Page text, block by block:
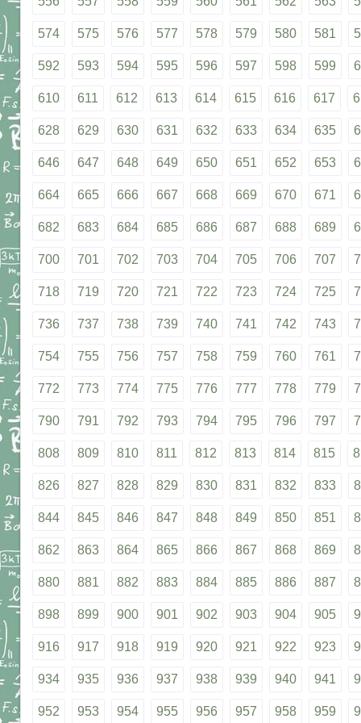
574 575 576 577 578 579 580 581
592 593 594 595 596 597 598 599
610 611 612 613 614 615 616 617
628 629 630 631 632 633 634 635
646 647 648 649 650 651 652 653
664 665 666 667 668 669 670 671
682 683 684 685 686 687 688 689
700 701 702 703 704 705 706 707
718 719 720 721 722 723 724 725
736 737 738 739 740 741 742 743
754 755 756 757 758 759 760 761
772 773 774 775 776 777 778 779
790 791 792 793 794 795 796 797
808 809 810 811 812 813 814 815
826 827 828 829 830 831 832 833
844 845 846 847 848 849 850 851
862 863 864 865 866 867 868 869
880 881 882 883 884 885 886 887
898 899 900 901 902 903 904 905
916 917 918 919 920 921 922 923
934 935 936 937 938 939 940 941
952 953 954 955 956 957 958 959